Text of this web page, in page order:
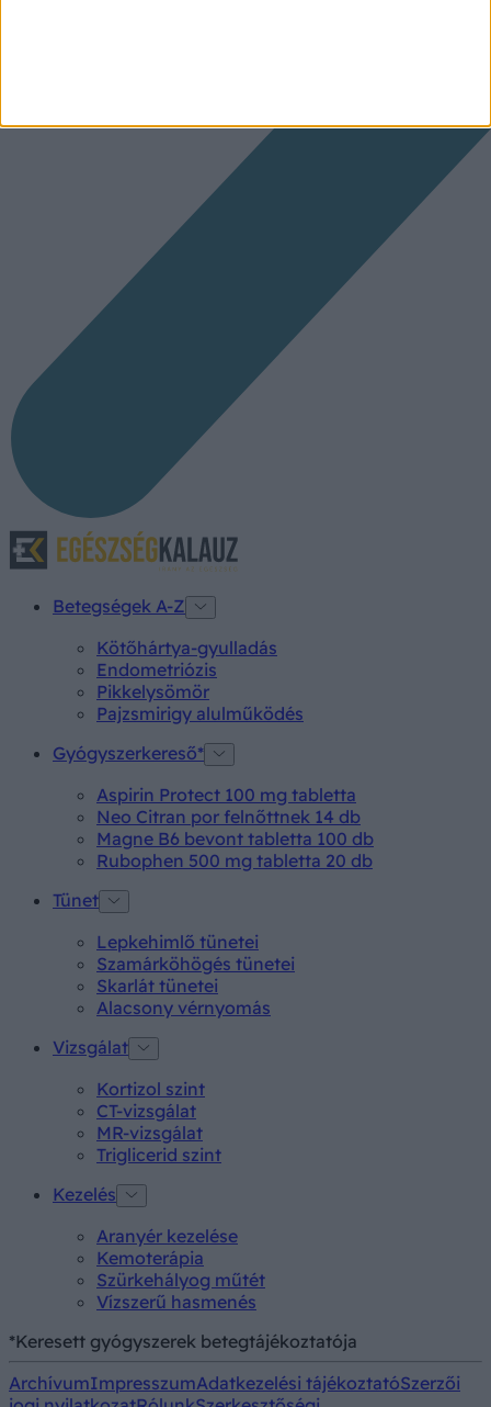
Betegségek A-Z
Kötőhártya-gyulladás
Endometriózis
Pikkelysömör
Pajzsmirigy alulműködés
Gyógyszerkereső*
Aspirin Protect 100 mg tabletta
Neo Citran por felnőttnek 14 db
Magne B6 bevont tabletta 100 db
Rubophen 500 mg tabletta 20 db
Tünet
Lepkehimlő tünetei
Szamárköhögés tünetei
Skarlát tünetei
Alacsony vérnyomás
Vizsgálat
Kortizol szint
CT-vizsgálat
MR-vizsgálat
Triglicerid szint
Kezelés
Aranyér kezelése
Kemoterápia
Szürkehályog műtét
Vízszerű hasmenés
*Keresett gyógyszerek betegtájékoztatója
ArchívumImpresszumAdatkezelési tájékoztatóSzerzői